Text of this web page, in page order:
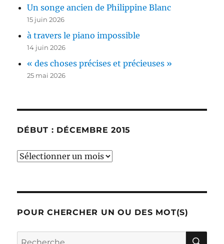
Un songe ancien de Philippine Blanc
15 juin 2026
à travers le piano impossible
14 juin 2026
« des choses précises et précieuses »
25 mai 2026
DÉBUT : DÉCEMBRE 2015
début
POUR CHERCHER UN OU DES MOT(S)
Recherche